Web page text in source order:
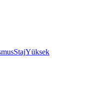
StajYüksek